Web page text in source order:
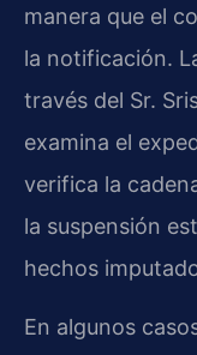
manera que el
la notificación.
través del Sr.
examina el
verifica la
la suspensión
hechos
En algunos